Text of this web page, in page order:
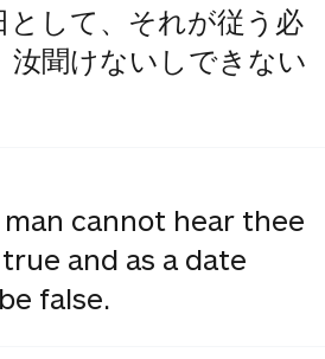
として、それが従う必
汝聞けないしできない
man cannot hear thee
and as a date
false.